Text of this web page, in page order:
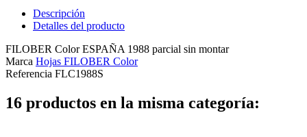
Descripción
Detalles del producto
FILOBER Color ESPAÑA 1988 parcial sin montar
Marca Hojas FILOBER Color
Referencia FLC1988S
16 productos en la misma categoría: